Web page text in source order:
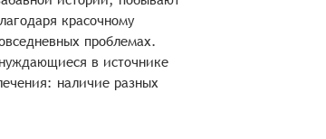
красочному
проблемах.
в источнике
наличие разных